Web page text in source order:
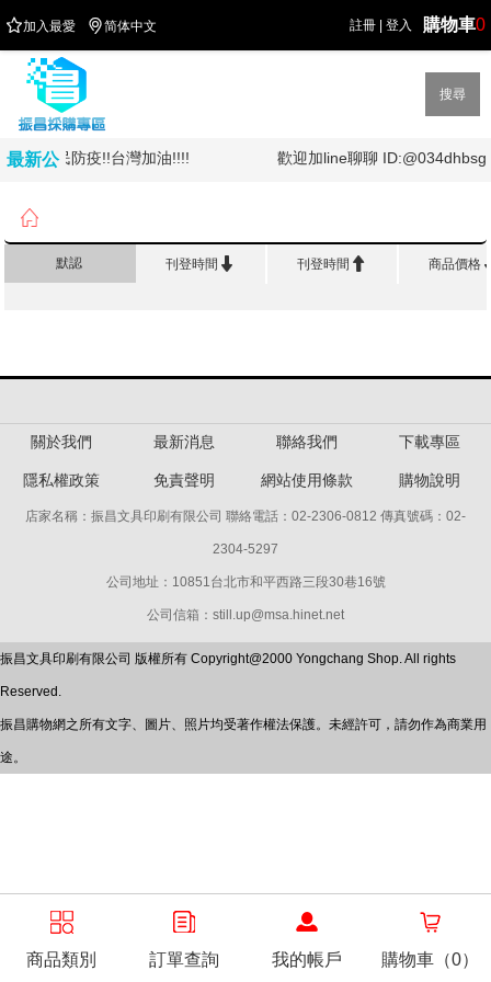
商品類別 訂單查詢 我的帳戶 購物車（0）
註冊 登入 購物車0
加入最愛 简体中文
搜尋
最新公
詢!!!全民防疫!!台灣加油!!!! 歡迎加line聊聊 ID:@034dhbsg

默認 刊登時間  刊登時間  商品價格
關於我們 最新消息 聯絡我們 下載專區
隱私權政策 免責聲明 網站使用條款 購物說明
店家名稱：振昌文具印刷有限公司 聯絡電話：02-2306-0812 傳真號碼：02-
2304-5297
公司地址：10851台北市和平西路三段30巷16號
公司信箱：still.up@msa.hinet.net
振昌文具印刷有限公司 版權所有 Copyright@2000 Yongchang Shop. All rights
Reserved.
振昌購物網之所有文字、圖片、照片均受著作權法保護。未經許可，請勿作為商業用
途。